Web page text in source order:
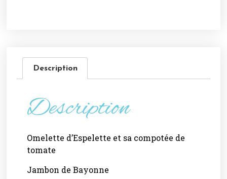
Description
Description
Omelette d’Espelette et sa compotée de
tomate
Jambon de Bayonne